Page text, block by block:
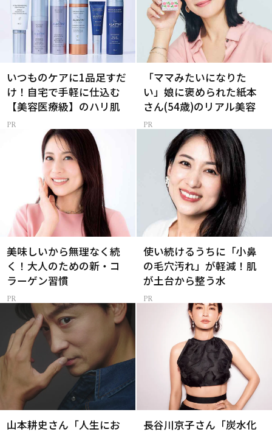
いつものケアに1品足すだ
け！自宅で手軽に仕込む
【美容医療級】のハリ肌
「ママみたいになりた
い」娘に褒められた紙本
さん(54歳)のリアル美容
美味しいから無理なく続
く！大人のための新・コ
ラーゲン習慣
使い続けるうちに「小鼻
の毛穴汚れ」が軽減！肌
が土台から整う水
山本耕史さん「人生にお
長谷川京子さん「炭水化